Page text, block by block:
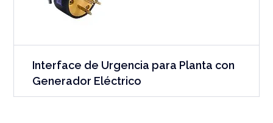
Interface de Urgencia para Planta con
Generador Eléctrico